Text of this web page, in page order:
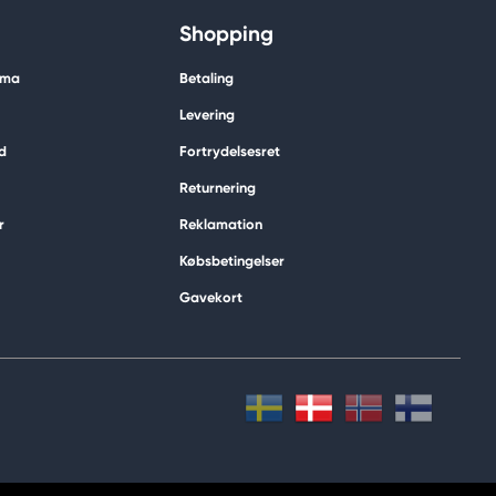
Shopping
Betaling
Levering
Fortrydelsesret
Returnering
Reklamation
Købsbetingelser
Gavekort